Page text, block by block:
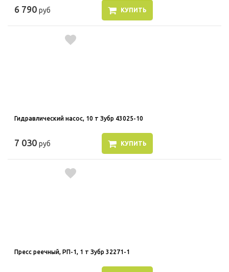
6 790 руб КУПИТЬ
Гидравлический насос, 10 т Зубр 43025-10
7 030 руб КУПИТЬ
Пресс реечный, РП-1, 1 т Зубр 32271-1